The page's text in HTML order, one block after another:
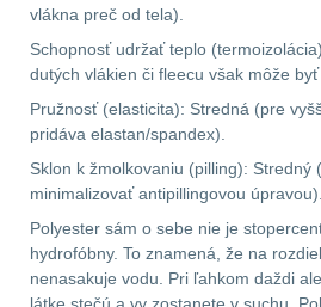
AK479
.227
.223 (5.56mm)
.243 .260 (6.5mm)7
.270 .280 (7mm) 7
vlákna preč od tela).
Schopnosť udržať teplo
dutých vlákien či fleecu však môže byť
Pružnosť (elasticita): Stredná (pre
pridáva elastan/spandex).
Sklon k žmolkovaniu (pilling): Stredný
minimalizovať antipillingovou úpravou).
Polyester sám o sebe nie je
hydrofóbny. To znamená, že na
nenasakuje vodu. Pri ľahkom daždi